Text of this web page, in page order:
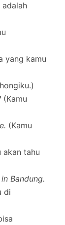
adalah
yang kamu
(Kamu
(Kamu
akan tahu
Bandung.
di